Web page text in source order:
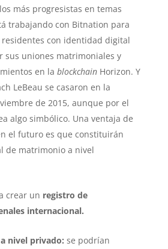
más progresistas en temas
trabajando con Bitnation para
con identidad digital
sus uniones matrimoniales y
en la blockchainHorizon. Y
LeBeau se casaron en la
de 2015, aunque por el
algo simbólico. Una ventaja de
el futuro es que constituirán
de matrimonio a nivel
crear un registro de
internacional.
nivel privado: se podrían